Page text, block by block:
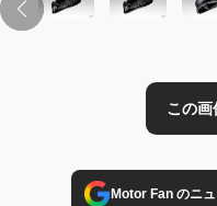
Motor Fan のニ